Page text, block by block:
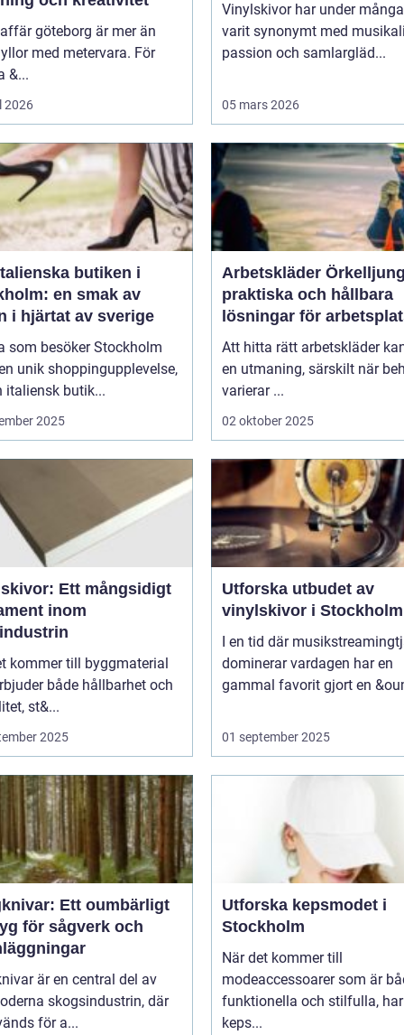
göteborg är mer än
med metervara. För
&...
2026
Vinylskivor har under
varit synonymt med
passion och samlargläd...
05 mars 2026
butiken i
en smak av
i hjärtat av sverige
som besöker Stockholm
unik shoppingupplevelse,
italiensk butik...
2025
Arbetskläder
praktiska och hållbara
lösningar för
Att hitta rätt arbetskläder
en utmaning, särskilt när
varierar ...
02 oktober 2025
Ett mångsidigt
inom
kommer till byggmaterial
både hållbarhet och
st&...
2025
Utforska utbudet av
vinylskivor i Stockholm
I en tid där
dominerar vardagen har en
gammal favorit gjort en
01 september 2025
Ett oumbärligt
för sågverk och
är en central del av
skogsindustrin, där
för a...
Utforska kepsmodet i
Stockholm
När det kommer till
modeaccessoarer som är
funktionella och stilfulla, har
keps...